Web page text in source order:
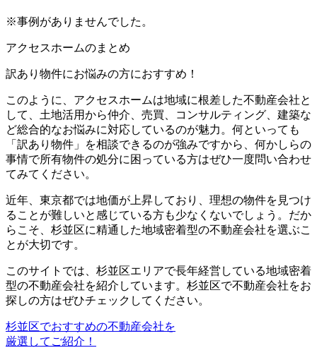
※事例がありませんでした。
アクセスホームのまとめ
訳あり物件にお悩みの方におすすめ！
このように、アクセスホームは地域に根差した不動産会社と
して、 土地活用から仲介、売買、コンサルティング、建築な
ど総合的なお悩みに対応しているのが魅力。何といっても
「訳あり物件」を相談できるのが強みですから、何かしらの
事情で所有物件の処分に困っている方はぜひ一度問い合わせ
てみてください。
近年、東京都では地価が上昇しており、理想の物件を見つけ
ることが難しいと感じている方も少なくないでしょう。だか
らこそ、 杉並区に精通した地域密着型の不動産会社を選ぶこ
とが大切です。
このサイトでは、杉並区エリアで長年経営している地域密着
型の不動産会社を紹介しています。杉並区で不動産会社をお
探しの方はぜひチェックしてください。
杉並区でおすすめの不動産会社を
厳選してご紹介！